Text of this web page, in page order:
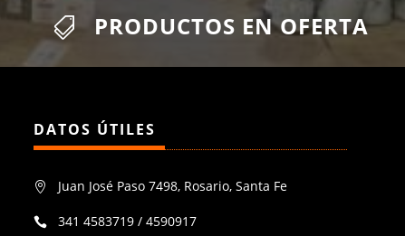
 PRODUCTOS EN OFERTA
DATOS ÚTILES
 Juan José Paso 7498, Rosario, Santa Fe
 341 4583719 / 4590917